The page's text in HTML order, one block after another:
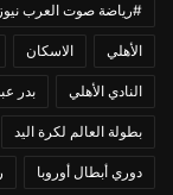
#رياضة صوت العرب نيوز
الأهلي الاسكان
النادي الأهلي بدر
بطولة العالم لكرة اليد
دوري أبطال أوروبا